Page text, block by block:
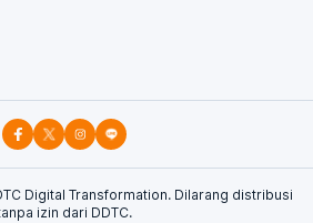
Digital Transformation. Dilarang distribusi
izin dari DDTC.